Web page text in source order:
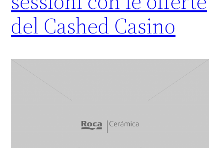
del Cashed Casino